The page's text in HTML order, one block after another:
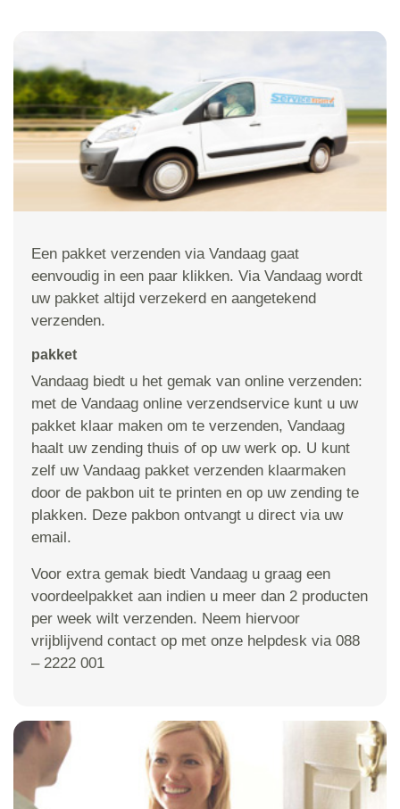
Een pakket verzenden via Vandaag gaat
eenvoudig in een paar klikken. Via Vandaag wordt
uw pakket altijd verzekerd en aangetekend
verzenden.
pakket
Vandaag biedt u het gemak van online verzenden:
met de Vandaag online verzendservice kunt u uw
pakket klaar maken om te verzenden, Vandaag
haalt uw zending thuis of op uw werk op. U kunt
zelf uw Vandaag pakket verzenden klaarmaken
door de pakbon uit te printen en op uw zending te
plakken. Deze pakbon ontvangt u direct via uw
email.
Voor extra gemak biedt Vandaag u graag een
voordeelpakket aan indien u meer dan 2 producten
per week wilt verzenden. Neem hiervoor
vrijblijvend contact op met onze helpdesk via 088
– 2222 001